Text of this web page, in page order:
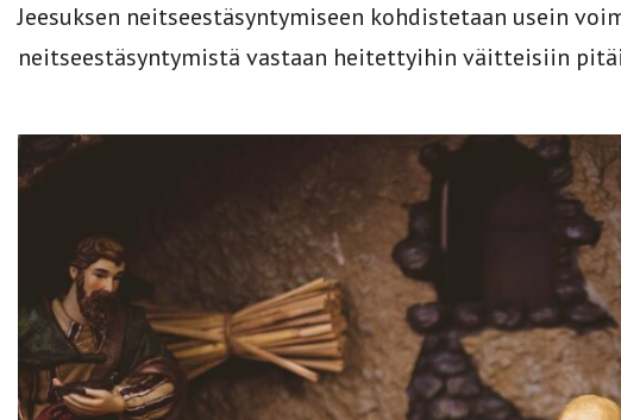
Jeesuksen neitseestäsyntymiseen kohdistetaan usein
neitseestäsyntymistä vastaan heitettyihin väitteisiin